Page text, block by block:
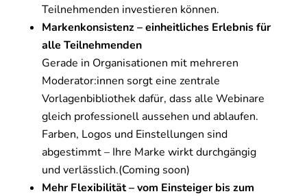
Teilnehmenden investieren können.
Markenkonsistenz – einheitliches Erlebnis für
alle Teilnehmenden
Gerade in Organisationen mit mehreren
Moderator:innen sorgt eine zentrale
Vorlagenbibliothek dafür, dass alle Webinare
gleich professionell aussehen und ablaufen.
Farben, Logos und Einstellungen sind
abgestimmt – Ihre Marke wirkt durchgängig
und verlässlich.(Coming soon)
Mehr Flexibilität – vom Einsteiger bis zum